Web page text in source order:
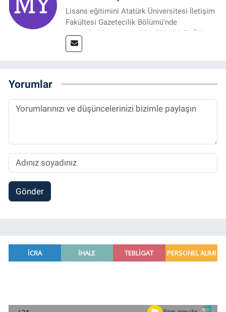
Lisans eğitimini Atatürk Üniversitesi İletişim
Fakültesi Gazetecilik Bölümü'nde
tamamladıktan sonra, YL eğitimini GAÜN
Sosyal Bilimler Enstitüsü'nde İletişim ve T. D.
Spor, Sağlık ve Ekonomi Editörü olarak
sürdürmektedir.
Yorumlar
Gönder